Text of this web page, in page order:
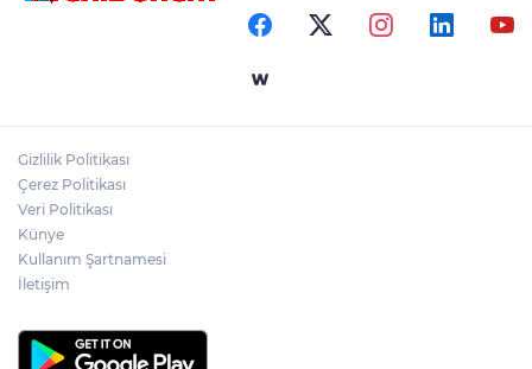
Gizlilik Politikası
Çerez Politikası
Veri Politikası
Künye
Kullanım Şartnamesi
İletişim